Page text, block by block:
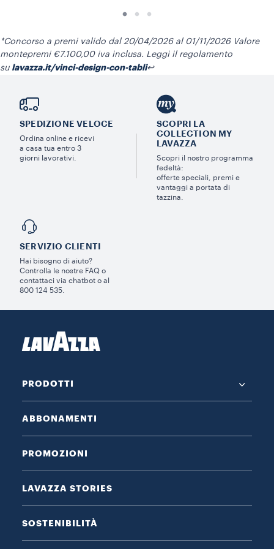
*Concorso a premi valido dal 20/04/2026 al 01/11/2026 Valore
montepremi €7.100,00 iva inclusa. Leggi il regolamento
su lavazza.it/vinci-design-con-tabli↩
SPEDIZIONE VELOCE
Ordina online e ricevi
a casa tua entro 3
giorni lavorativi.
SCOPRI LA
COLLECTION MY
LAVAZZA
Scopri il nostro programma
fedeltà:
offerte speciali, premi e
vantaggi a portata di
tazzina.
SERVIZIO CLIENTI​
Hai bisogno di aiuto?​
Controlla le nostre FAQ o
contattaci via chatbot o al
800 124 535.
PRODOTTI
ABBONAMENTI
PROMOZIONI
LAVAZZA STORIES
SOSTENIBILITÀ